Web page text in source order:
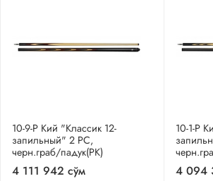
10-9-Р Кий "Классик 12-
запильный" 2 РС,
черн.граб/падук(РК)
4 111 942 сўм
10-1-Р
4 094